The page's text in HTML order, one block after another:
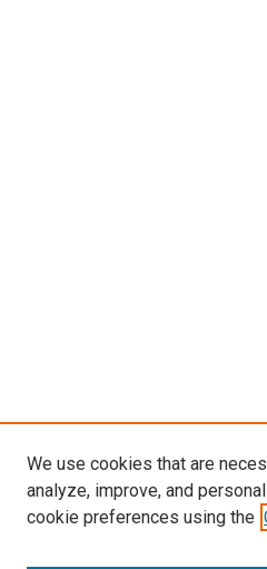
We use cookies that are
analyze, improve, and
cookie preferences using the